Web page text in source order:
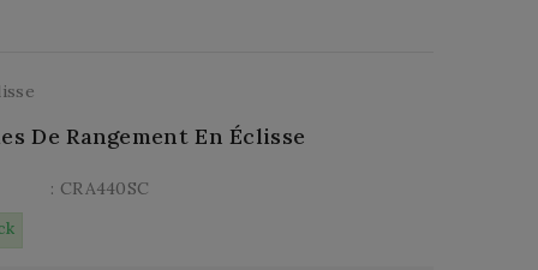
De Rangement En Éclisse
: CRA440SC